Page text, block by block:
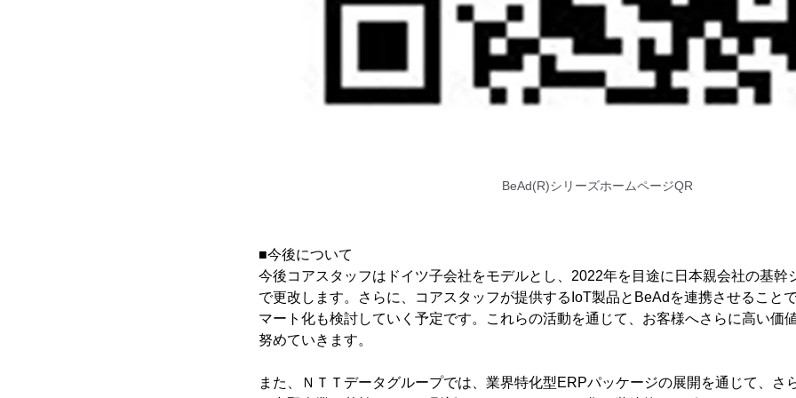
BeAd(R)シリーズホームページQR
■今後について
今後コアスタッフはドイツ子会社をモデルとし、2022年を目途に日本親会社の基幹
で更改します。さらに、コアスタッフが提供するIoT製品とBeAdを連携させること
マート化も検討していく予定です。これらの活動を通じて、お客様へさらに高い価
努めていきます。
また、ＮＴＴデータグループでは、業界特化型ERPパッケージの展開を通じて、さ